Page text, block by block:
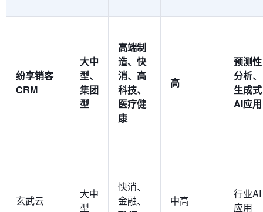
纷享销客
CRM
大中
型、
集团
型
高端制
造、快
消、高
科技、
医疗健
康
高
预测性
分析、
生成式
AI应用
玄武云
大中
型
快消、
金融、
中高
行业AI
应用